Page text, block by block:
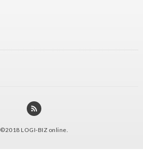
©2018 LOGI-BIZ online